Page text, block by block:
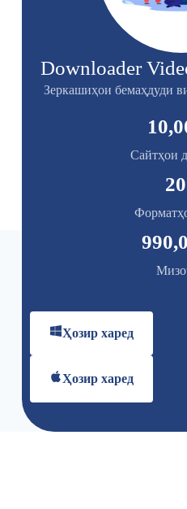
Downloader
Зеркашиҳои бемаҳдуди
Сайтҳои
20
Ҳозир харед
Ҳозир харед